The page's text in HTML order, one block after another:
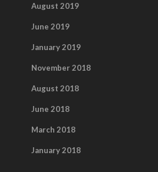
August 2019
June 2019
January 2019
November 2018
August 2018
June 2018
March 2018
January 2018